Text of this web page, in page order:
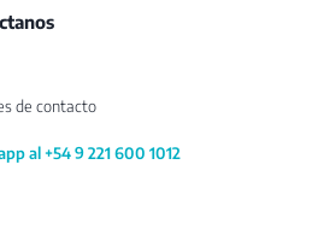
de contacto
al +54 9 221 600 1012